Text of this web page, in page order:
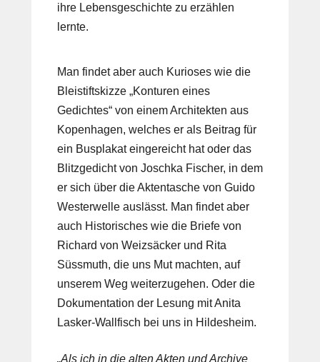
ihre Lebensgeschichte zu erzählen
lernte.
Man findet aber auch Kurioses wie die
Bleistiftskizze „Konturen eines
Gedichtes“ von einem Architekten aus
Kopenhagen, welches er als Beitrag für
ein Busplakat eingereicht hat oder das
Blitzgedicht von Joschka Fischer, in dem
er sich über die Aktentasche von Guido
Westerwelle auslässt. Man findet aber
auch Historisches wie die Briefe von
Richard von Weizsäcker und Rita
Süssmuth, die uns Mut machten, auf
unserem Weg weiterzugehen. Oder die
Dokumentation der Lesung mit Anita
Lasker-Wallfisch bei uns in Hildesheim.
„Als ich in die alten Akten und Archive